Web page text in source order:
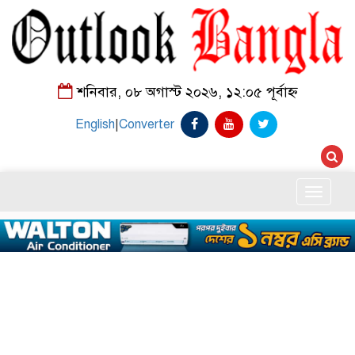
শনিবার, ০৮ অগাস্ট ২০২৬, ১২:০৫ পূর্বাহ্ন
English|Converter